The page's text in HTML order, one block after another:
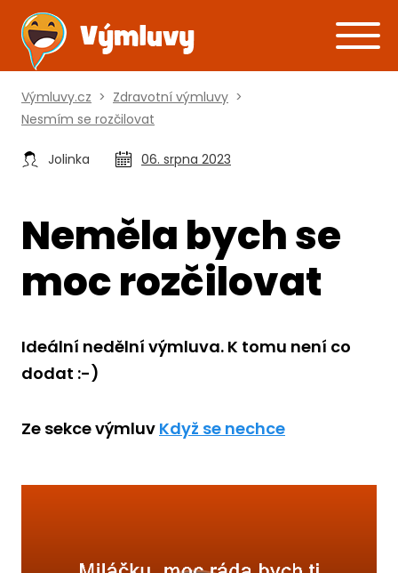
Výmluvy.cz > Zdravotní výmluvy >
Nesmím se rozčilovat
Jolinka 06. srpna 2023
Neměla bych se
moc rozčilovat
Ideální nedělní výmluva. K tomu není co
dodat :-)
Ze sekce výmluv Když se nechce